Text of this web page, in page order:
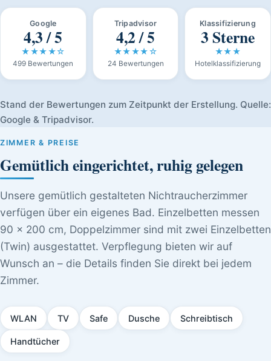
Google
4,3 / 5
★★★★☆
499 Bewertungen
Tripadvisor
4,2 / 5
★★★★☆
24 Bewertungen
Klassifizierung
3 Sterne
★★★
Hotelklassifizierung
Stand der Bewertungen zum Zeitpunkt der Erstellung. Quelle:
Google & Tripadvisor.
ZIMMER & PREISE
Gemütlich eingerichtet, ruhig gelegen
Unsere gemütlich gestalteten Nichtraucherzimmer
verfügen über ein eigenes Bad. Einzelbetten messen
90 × 200 cm, Doppelzimmer sind mit zwei Einzelbetten
(Twin) ausgestattet. Verpflegung bieten wir auf
Wunsch an – die Details finden Sie direkt bei jedem
Zimmer.
WLAN TV Safe Dusche Schreibtisch
Handtücher